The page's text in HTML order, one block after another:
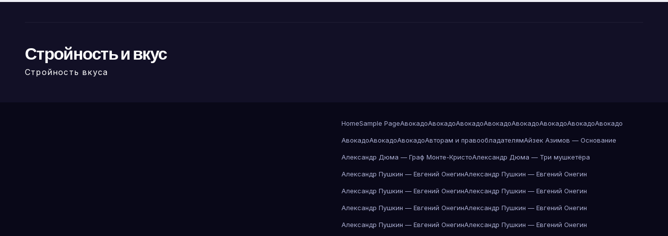
Стройность и вкус
Стройность вкуса
HomeSample PageАвокадоАвокадоАвокадоАвокадоАвокадоАвокадоАвокадоАвокадо
АвокадоАвокадоАвокадоАвторам и правообладателямАйзек Азимов — Основание
Александр Дюма — Граф Монте-КристоАлександр Дюма — Три мушкетёра
Александр Пушкин — Евгений ОнегинАлександр Пушкин — Евгений Онегин
Александр Пушкин — Евгений ОнегинАлександр Пушкин — Евгений Онегин
Александр Пушкин — Евгений ОнегинАлександр Пушкин — Евгений Онегин
Александр Пушкин — Евгений ОнегинАлександр Пушкин — Евгений Онегин